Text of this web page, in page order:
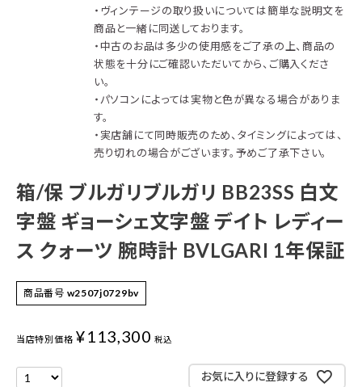
・ヴィンテージの取り扱いについては簡単な説明文を
商品と一緒に同送しております。
・中古のお品は多少の使用感をご了承の上、商品の
状態を十分にご確認いただいてから、ご購入くださ
い。
・パソコンによっては実物と色が異なる場合がありま
す。
・実店舗にて同時販売のため、タイミングによっては、
売り切れの場合がございます。予めご了承下さい。
箱/保 ブルガリブルガリ BB23SS 白文
字盤 ギョーシェ文字盤 デイト レディー
ス クォーツ 腕時計 BVLGARI 1年保証
商品番号 w2507j0729bv
当店特別価格 ¥113,300 税込
お気に入りに登録する